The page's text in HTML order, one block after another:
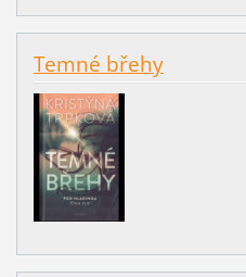
Temné břehy